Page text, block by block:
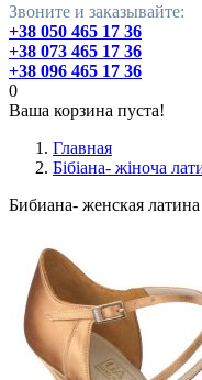
Звоните и заказывайте:
+38 050 465 17 36
+38 073 465 17 36
+38 096 465 17 36
0
Ваша корзина пуста!
Главная
Бібіана- жіноча
Бибиана- женская латина